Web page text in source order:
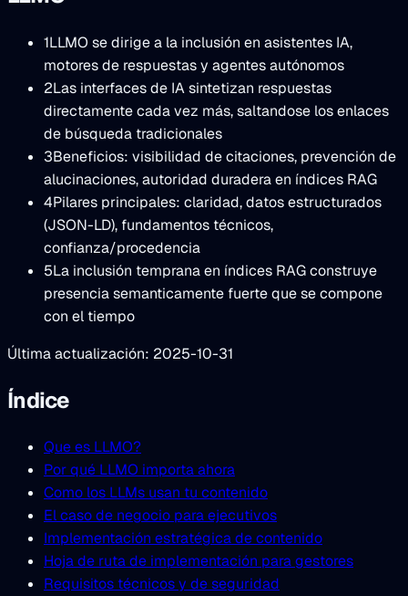
1LLMO se dirige a la inclusión en asistentes IA,
motores de respuestas y agentes autónomos
2Las interfaces de IA sintetizan respuestas
directamente cada vez más, saltandose los enlaces
de búsqueda tradicionales
3Beneficios: visibilidad de citaciones, prevención de
alucinaciones, autoridad duradera en índices RAG
4Pilares principales: claridad, datos estructurados
(JSON-LD), fundamentos técnicos,
confianza/procedencia
5La inclusión temprana en índices RAG construye
presencia semanticamente fuerte que se compone
con el tiempo
Última actualización: 2025-10-31
Índice
Que es LLMO?
Por qué LLMO importa ahora
Como los LLMs usan tu contenido
El caso de negocio para ejecutivos
Implementación estratégica de contenido
Hoja de ruta de implementación para gestores
Requisitos técnicos y de seguridad